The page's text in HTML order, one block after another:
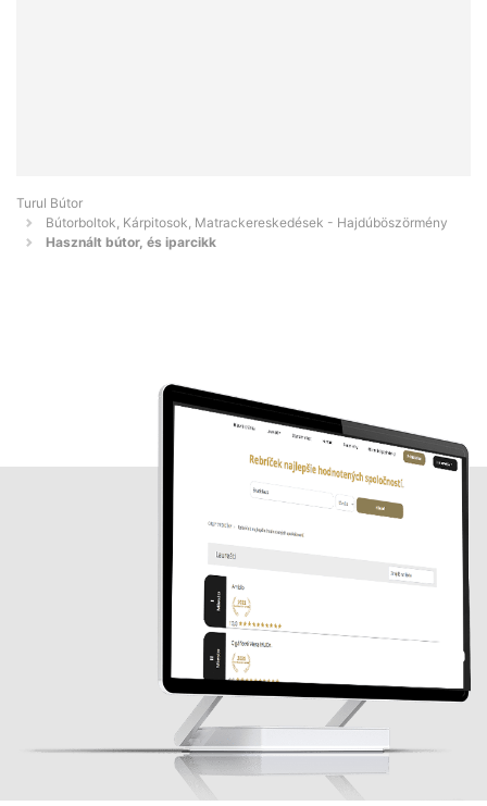
Turul Bútor
Bútorboltok, Kárpitosok, Matrackereskedések - Hajdúböszörmény
Használt bútor, és iparcikk